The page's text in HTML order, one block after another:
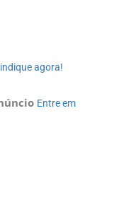
agora!
Entre em